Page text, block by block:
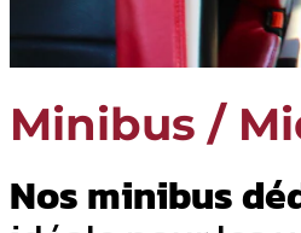
Minibus /
Nos minibus